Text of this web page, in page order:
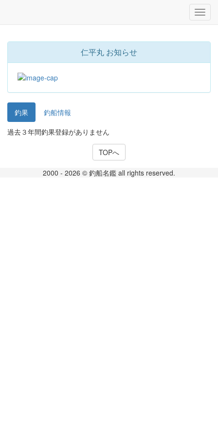
仁平丸 お知らせ
釣果
釣船情報
過去３年間釣果登録がありません
TOPへ
2000 - 2026 © 釣船名鑑 all rights reserved.